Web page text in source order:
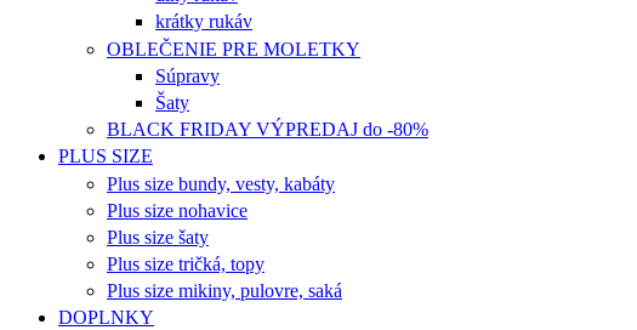
krátky rukáv
OBLEČENIE PRE MOLETKY
Súpravy
Šaty
BLACK FRIDAY VÝPREDAJ do -80%
PLUS SIZE
Plus size bundy, vesty, kabáty
Plus size nohavice
Plus size šaty
Plus size tričká, topy
Plus size mikiny, pulovre, saká
DOPLNKY